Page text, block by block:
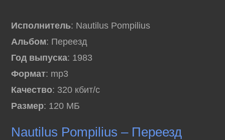
Исполнитель: Nautilus Pompilius
Альбом: Переезд
Год выпуска: 1983
Формат: mp3
Качество: 320 кбит/с
Размер: 120 МБ
Nautilus Pompilius – Переезд